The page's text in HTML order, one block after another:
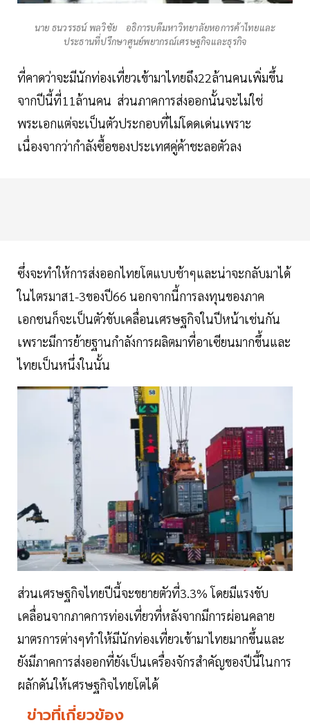
นาย ธนวรรธน์ พลวิชัย อธิการบดีมหาวิทยาลัยหอการค้าไทยและ
ประธานที่ปรึกษาศูนย์พยากรณ์เศรษฐกิจและธุรกิจ
ที่คาดว่าจะมีนักท่องเที่ยวเข้ามาไทยถึง22ล้านคนเพิ่มขึ้น
จากปีนี้ที่11ล้านคน ส่วนภาคการส่งออกนั้นจะไม่ใช่
พระเอกแต่จะเป็นตัวประกอบที่ไม่โดดเด่นเพราะ
เนื่องจากว่ากำลังซื้อของประเทศคู่ค้าชะลอตัวลง
ซึ่งจะทำให้การส่งออกไทยโตแบบช้าๆและน่าจะกลับมาได้
ในไตรมาส1-3ของปี66 นอกจากนี้การลงทุนของภาค
เอกชนก็จะเป็นตัวขับเคลื่อนเศรษฐกิจในปีหน้าเช่นกัน
เพราะมีการย้ายฐานกำลังการผลิตมาที่อาเซียนมากขึ้นและ
ไทยเป็นหนึ่งในนั้น
ส่วนเศรษฐกิจไทยปีนี้จะขยายตัวที่3.3% โดยมีแรงขับ
เคลื่อนจากภาคการท่องเที่ยวที่หลังจากมีการผ่อนคลาย
มาตรการต่างๆทำให้มีนักท่องเที่ยวเข้ามาไทยมากขึ้นและ
ยังมีภาคการส่งออกที่ยังเป็นเครื่องจักรสำคัญของปีนี้ในการ
ผลักดันให้เศรษฐกิจไทยโตได้
ข่าวที่เกี่ยวข้อง